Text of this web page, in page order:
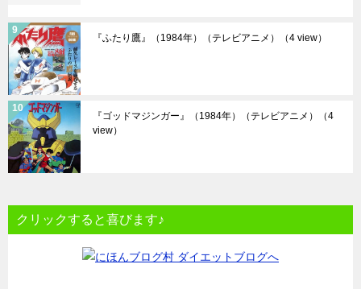
『ふたり鷹』（1984年）（テレビアニメ） （4 view）
『ゴッドマジンガー』（1984年）（テレビアニメ）
（4
view）
クリックすると喜びます♪